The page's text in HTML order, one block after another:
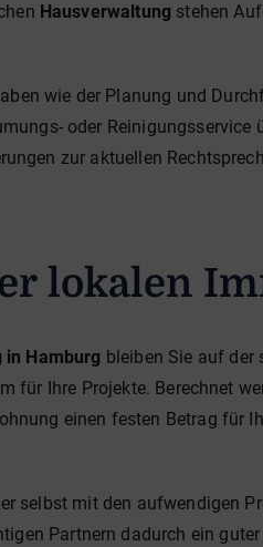
Hausverwaltung stehen
wie der Planung und
oder Reinigungsservice
zur aktuellen
lokalen
in Hamburg bleiben Sie auf der
für Ihre Projekte. Berechnet
einen festen Betrag für
selbst mit den aufwendigen
Partnern dadurch ein